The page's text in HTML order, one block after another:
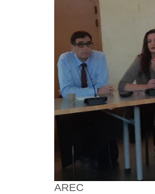
AREC